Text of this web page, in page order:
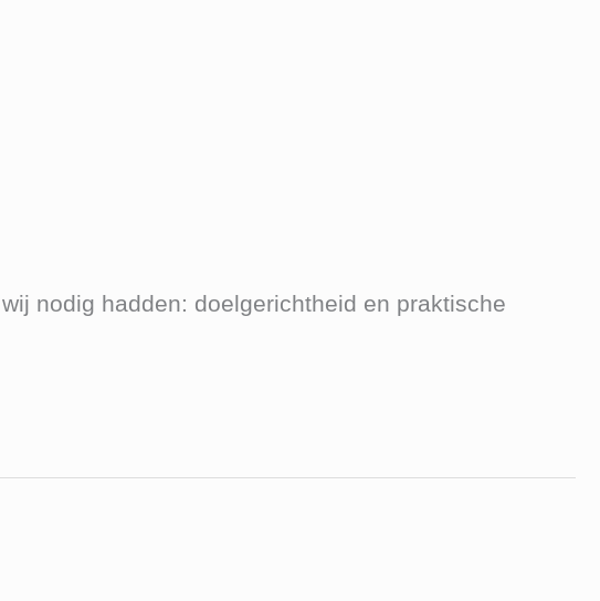
nodig hadden: doelgerichtheid en praktische